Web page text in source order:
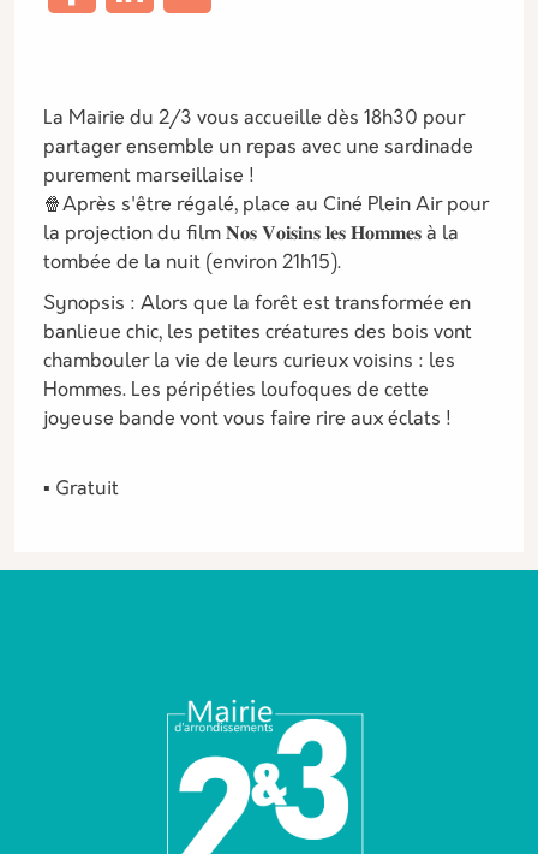
Description
La Mairie du 2/3 vous accueille dès 18h30 pour
partager ensemble un repas avec une sardinade
purement marseillaise !
🍿Après s'être régalé, place au Ciné Plein Air pour
la projection du film 𝐍𝐨𝐬 𝐕𝐨𝐢𝐬𝐢𝐧𝐬 𝐥𝐞𝐬 𝐇𝐨𝐦𝐦𝐞𝐬 à la
tombée de la nuit (environ 21h15).
Synopsis : Alors que la forêt est transformée en
banlieue chic, les petites créatures des bois vont
chambouler la vie de leurs curieux voisins : les
Hommes. Les péripéties loufoques de cette
joyeuse bande vont vous faire rire aux éclats !
▪️ Gratuit